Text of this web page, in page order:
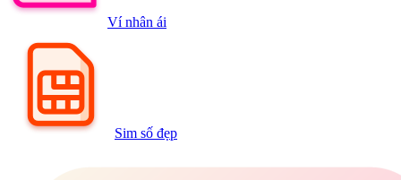
Ví nhân ái
Sim số đẹp